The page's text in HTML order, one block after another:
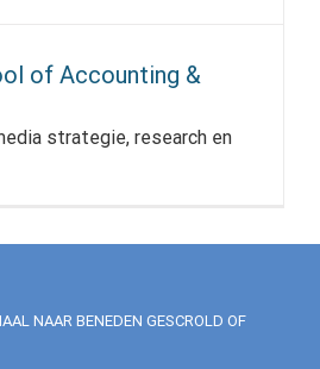
of Accounting &
strategie, research en
NAAR BENEDEN GESCROLD OF